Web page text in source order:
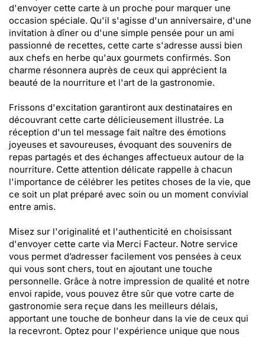
d'envoyer cette carte à un proche pour marquer une
occasion spéciale. Qu'il s'agisse d'un anniversaire, d'une
invitation à dîner ou d'une simple pensée pour un ami
passionné de recettes, cette carte s'adresse aussi bien
aux chefs en herbe qu'aux gourmets confirmés. Son
charme résonnera auprès de ceux qui apprécient la
beauté de la nourriture et l'art de la gastronomie.
Frissons d'excitation garantiront aux destinataires en
découvrant cette carte délicieusement illustrée. La
réception d'un tel message fait naître des émotions
joyeuses et savoureuses, évoquant des souvenirs de
repas partagés et des échanges affectueux autour de la
nourriture. Cette attention délicate rappelle à chacun
l'importance de célébrer les petites choses de la vie, que
ce soit un plat préparé avec soin ou un moment convivial
entre amis.
Misez sur l'originalité et l'authenticité en choisissant
d'envoyer cette carte via Merci Facteur. Notre service
vous permet d’adresser facilement vos pensées à ceux
qui vous sont chers, tout en ajoutant une touche
personnelle. Grâce à notre impression de qualité et notre
envoi rapide, vous pouvez être sûr que votre carte de
gastronomie sera reçue dans les meilleurs délais,
apportant une touche de bonheur dans la vie de ceux qui
la recevront. Optez pour l'expérience unique que nous